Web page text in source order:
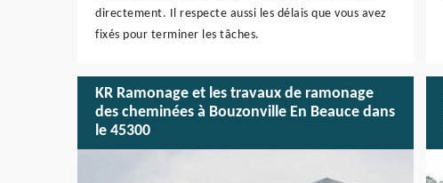
directement. Il respecte aussi les délais que vous avez
fixés pour terminer les tâches.
KR Ramonage et les travaux de ramonage
des cheminées à Bouzonville En Beauce dans
le 45300